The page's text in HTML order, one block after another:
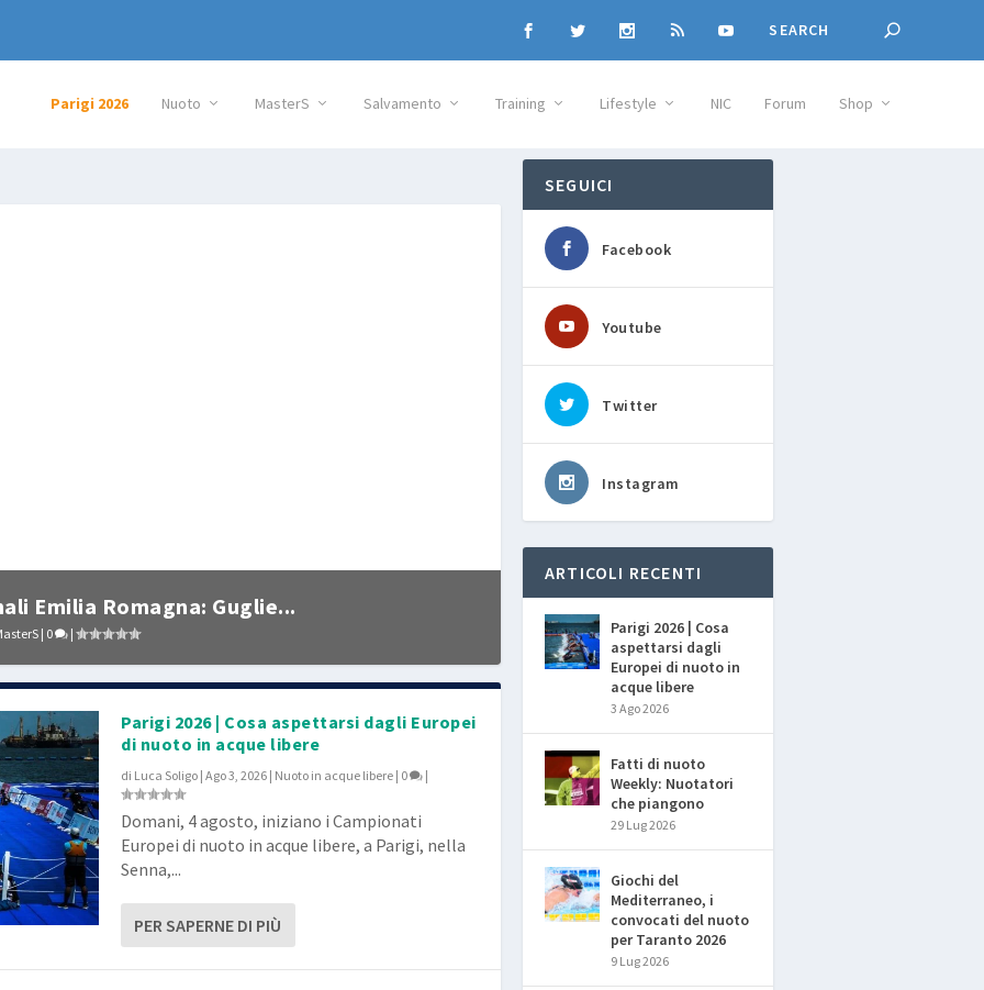
Parigi 2026 Nuoto MasterS Salvamento Training Lifestyle NIC Forum Shop
Emilia Romagna: Guglie...
| 0 |
Parigi 2026 | Cosa aspettarsi dagli Europei
di nuoto in acque libere
di Luca Soligo | Ago 3, 2026 | Nuoto in acque libere | 0 |
Domani, 4 agosto, iniziano i Campionati
Europei di nuoto in acque libere, a Parigi, nella
Senna,...
PER SAPERNE DI PIÙ
SEGUICI
Facebook
Youtube
Twitter
Instagram
ARTICOLI RECENTI
Parigi 2026 | Cosa
aspettarsi dagli
Europei di nuoto in
acque libere
3 Ago 2026
Fatti di nuoto
Weekly: Nuotatori
che piangono
29 Lug 2026
Giochi del
Mediterraneo, i
convocati del nuoto
per Taranto 2026
9 Lug 2026